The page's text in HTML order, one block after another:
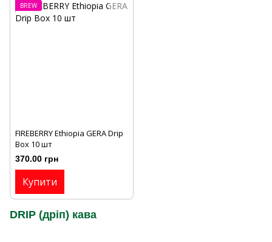
BREW
FIREBERRY Ethiopia GERA Drip
Box 10 шт
370.00 грн
Купити
DRIP (дріп) кава